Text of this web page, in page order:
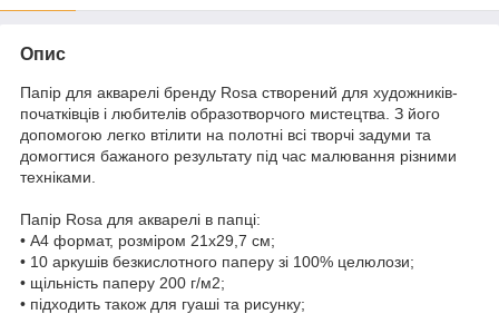
Опис
Папір для акварелі бренду Rosa створений для художників-
початківців і любителів образотворчого мистецтва. З його
допомогою легко втілити на полотні всі творчі задуми та
домогтися бажаного результату під час малювання різними
техніками.
Папір Rosa для акварелі в папці:
• А4 формат, розміром 21х29,7 см;
• 10 аркушів безкислотного паперу зі 100% целюлози;
• щільність паперу 200 г/м2;
• підходить також для гуаші та рисунку;